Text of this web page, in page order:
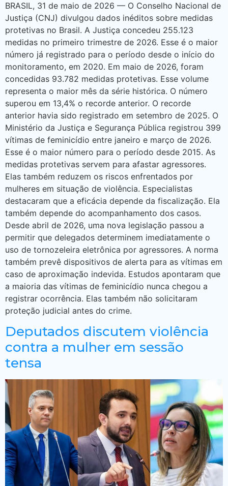
BRASIL, 31 de maio de 2026 — O Conselho Nacional de
Justiça (CNJ) divulgou dados inéditos sobre medidas
protetivas no Brasil. A Justiça concedeu 255.123
medidas no primeiro trimestre de 2026. Esse é o maior
número já registrado para o período desde o início do
monitoramento, em 2020. Em maio de 2026, foram
concedidas 93.782 medidas protetivas. Esse volume
representa o maior mês da série histórica. O número
superou em 13,4% o recorde anterior. O recorde
anterior havia sido registrado em setembro de 2025. O
Ministério da Justiça e Segurança Pública registrou 399
vítimas de feminicídio entre janeiro e março de 2026.
Esse é o maior número para o período desde 2015. As
medidas protetivas servem para afastar agressores.
Elas também reduzem os riscos enfrentados por
mulheres em situação de violência. Especialistas
destacaram que a eficácia depende da fiscalização. Ela
também depende do acompanhamento dos casos.
Desde abril de 2026, uma nova legislação passou a
permitir que delegados determinem imediatamente o
uso de tornozeleira eletrônica por agressores. A norma
também prevê dispositivos de alerta para as vítimas em
caso de aproximação indevida. Estudos apontaram que
a maioria das vítimas de feminicídio nunca chegou a
registrar ocorrência. Elas também não solicitaram
proteção judicial antes do crime.
Deputados discutem violência
contra a mulher em sessão
tensa